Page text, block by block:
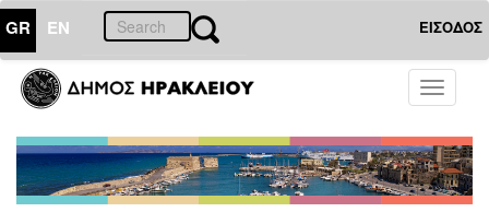
GR EN ΕΙΣΟΔΟΣ
Toggle
ΔΗΜΟΣ
Δελτία
Τύπου
Αρχείο